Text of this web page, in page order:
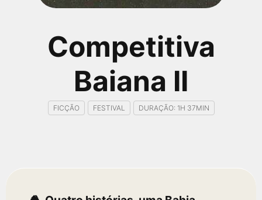
Competitiva
Baiana II
FICÇÃO FESTIVAL DURAÇÃO: 1H 37MIN